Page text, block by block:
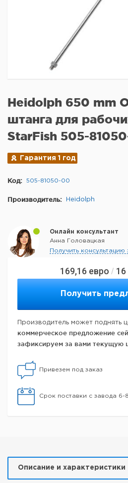
169,16 евро / 16
Получить
Производитель может поднять
коммерческое предложение
зафиксируем за вами текущую
Привезем под заказ
Срок поставки с завода 6-
Heidolph 650 mm
штанга для
StarFish 505-
Гарантия 1 год
Код: 505-81050-00
Производитель: Heidolph
Онлайн консультант
Анна Головацкая
Получить консультацию
Описание и характеристики